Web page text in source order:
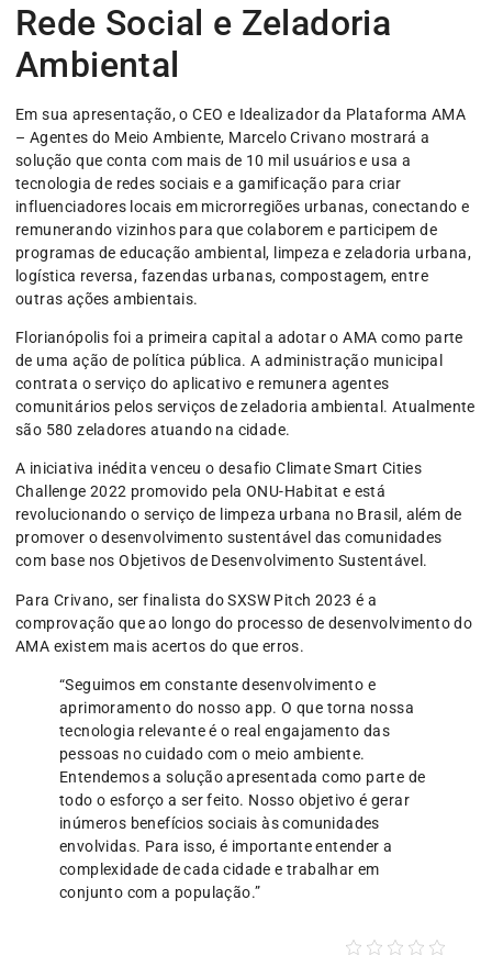
Rede Social e Zeladoria
Ambiental
Em sua apresentação, o CEO e Idealizador da Plataforma AMA
– Agentes do Meio Ambiente, Marcelo Crivano mostrará a
solução que conta com mais de 10 mil usuários e usa a
tecnologia de redes sociais e a gamificação para criar
influenciadores locais em microrregiões urbanas, conectando e
remunerando vizinhos para que colaborem e participem de
programas de educação ambiental, limpeza e zeladoria urbana,
logística reversa, fazendas urbanas, compostagem, entre
outras ações ambientais.
Florianópolis foi a primeira capital a adotar o AMA como parte
de uma ação de política pública. A administração municipal
contrata o serviço do aplicativo e remunera agentes
comunitários pelos serviços de zeladoria ambiental. Atualmente
são 580 zeladores atuando na cidade.
A iniciativa inédita venceu o desafio Climate Smart Cities
Challenge 2022 promovido pela ONU-Habitat e está
revolucionando o serviço de limpeza urbana no Brasil, além de
promover o desenvolvimento sustentável das comunidades
com base nos Objetivos de Desenvolvimento Sustentável.
Para Crivano, ser finalista do SXSW Pitch 2023 é a
comprovação que ao longo do processo de desenvolvimento do
AMA existem mais acertos do que erros.
“Seguimos em constante desenvolvimento e
aprimoramento do nosso app. O que torna nossa
tecnologia relevante é o real engajamento das
pessoas no cuidado com o meio ambiente.
Entendemos a solução apresentada como parte de
todo o esforço a ser feito. Nosso objetivo é gerar
inúmeros benefícios sociais às comunidades
envolvidas. Para isso, é importante entender a
complexidade de cada cidade e trabalhar em
conjunto com a população.”